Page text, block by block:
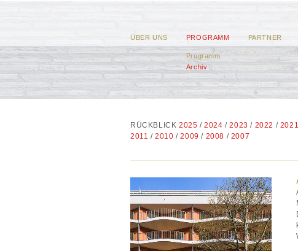
ÜBER UNS PROGRAMM
Programm
Archiv
PARTNER
RÜCKBLICK 2025 /2024 /2023 / 2022 / 2021
2011 /2010 /2009 / 2008 / 2007